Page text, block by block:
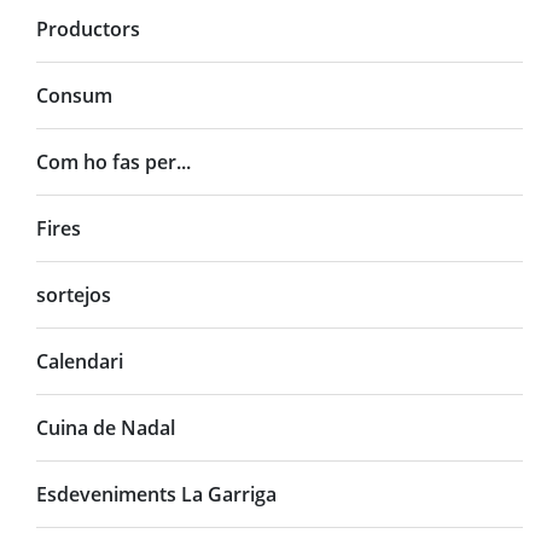
Productors
Consum
Com ho fas per...
Fires
sortejos
Calendari
Cuina de Nadal
Esdeveniments La Garriga